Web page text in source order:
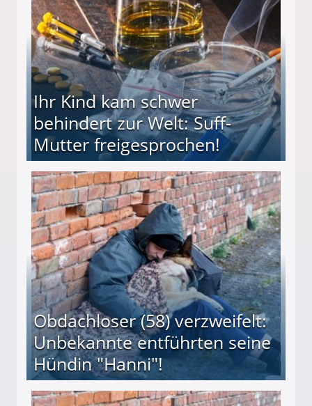
Ihr Kind kam schwer
behindert zur Welt: Suff-
Mutter freigesprochen!
Mutter freigesprochen!
Obdachloser (58) verzweifelt:
Unbekannte entführten seine
Hündin "Hanni"!